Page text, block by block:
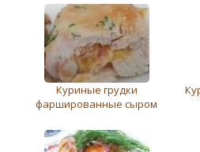
Куриные грудки
фаршированные сыром